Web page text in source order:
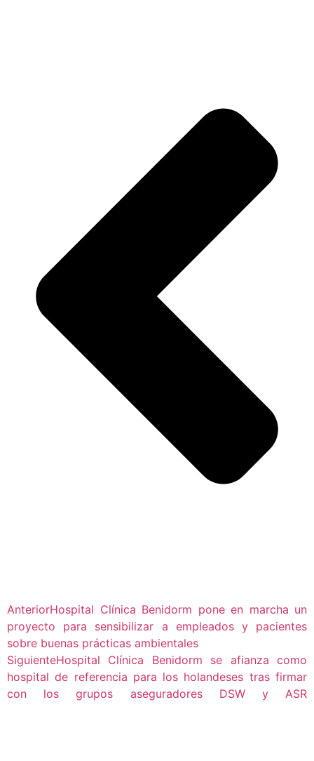
AnteriorHospital Clínica Benidorm pone en marcha un
proyecto para sensibilizar a empleados y pacientes
sobre buenas prácticas ambientales
SiguienteHospital Clínica Benidorm se afianza como
hospital de referencia para los holandeses tras firmar
con los grupos aseguradores DSW y ASR